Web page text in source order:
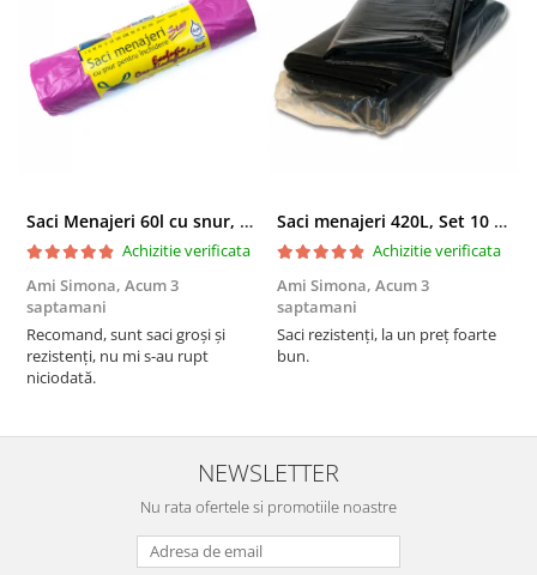
Saci Menajeri 60l cu snur, Roz, 10buc/rola
Achizitie verificata
Ami Simona, Acum 3
saptamani
Recomand, sunt saci groși și
rezistenți, nu mi s-au rupt
niciodată.
Saci menajeri 420L, Set 10 bucati
Achizitie verificata
Ami Simona, Acum 3
saptamani
Saci rezistenți, la un preț foarte
bun.
NEWSLETTER
Nu rata ofertele si promotiile noastre